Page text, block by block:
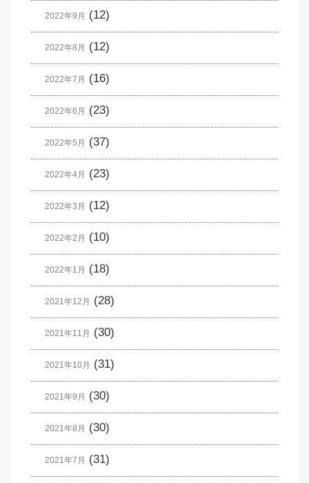
2022年9月 (12)
2022年8月 (12)
2022年7月 (16)
2022年6月 (23)
2022年5月 (37)
2022年4月 (23)
2022年3月 (12)
2022年2月 (10)
2022年1月 (18)
2021年12月 (28)
2021年11月 (30)
2021年10月 (31)
2021年9月 (30)
2021年8月 (30)
2021年7月 (31)